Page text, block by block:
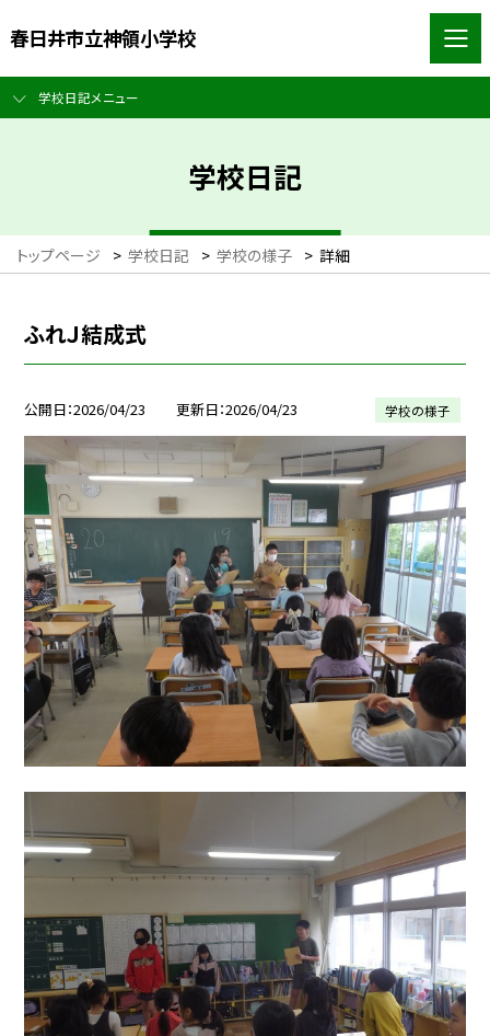
春日井市立神領小学校
学校日記メニュー
学校日記
トップページ > 学校日記 > 学校の様子 > 詳細
ふれＪ結成式
公開日 2026/04/23 更新日 2026/04/23 学校の様子